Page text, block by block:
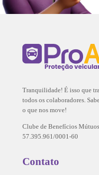
Tranquilidade! É isso que
todos os colaboradores.
o que nos move!
Clube de Benefícios
57.395.961/0001-60
Contato